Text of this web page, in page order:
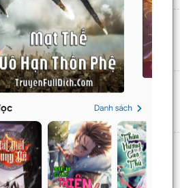
Sụp Đổ
1123
chương
Vương Giả
chương
Thần Hành
1143
chương